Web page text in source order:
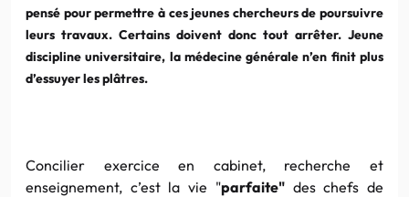
pensé pour permettre à ces jeunes chercheurs de poursuivre
leurs travaux. Certains doivent donc tout arrêter. Jeune
discipline universitaire, la médecine générale n’en finit plus
d’essuyer les plâtres.
Concilier exercice en cabinet, recherche et
enseignement, c’est la vie "parfaite"des chefs de